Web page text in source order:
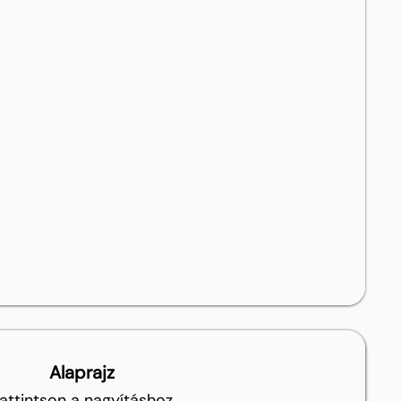
Alaprajz